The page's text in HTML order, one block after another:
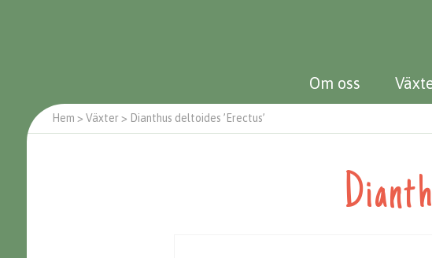
Om oss
Hem > Växter> Dianthus deltoides ’Erectus’